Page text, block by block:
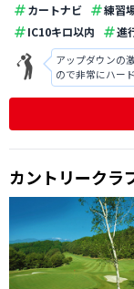
カートナビ 練習
IC10キロ以内
進
アップダウンの
ので非常にハー
ケーキなど大変
カントリークラ